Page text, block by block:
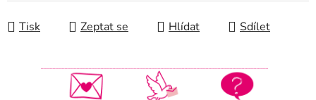
Tisk Zeptat se Hlídat Sdílet